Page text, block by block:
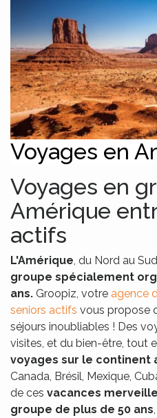
Voyages en
Voyages en
Amérique
actifs
L'Amérique, du Nord au
groupe spécialement
ans. Groopiz, votre agence
seniors actifs vous propose
séjours inoubliables ! Des
visites, et du bien-être, tout
voyages sur le continent
Canada, Brésil, Mexique,
de ces vacances
groupe de plus de 50 ans